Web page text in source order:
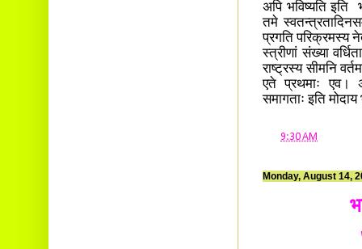
अपि भविष्यति इति
तमे
प्रगति परिक्रमस्य
स्त्रीणां संख्या
राष्ट्रस्य सीमनि
एते प्रथमाः एव।
समागताः इति
9:30 AM
Monday, August 14,